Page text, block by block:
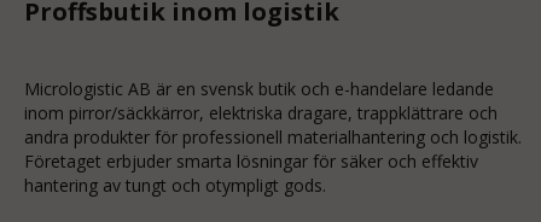
Proffsbutik inom logistik
Micrologistic AB är en svensk butik och e-handelare ledande
inom pirror/säckkärror, elektriska dragare, trappklättrare och
andra produkter för professionell materialhantering och logistik.
Företaget erbjuder smarta lösningar för säker och effektiv
hantering av tungt och otympligt gods.